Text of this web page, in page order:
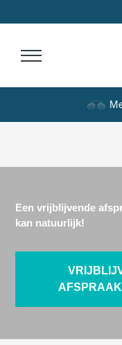
Een vrijblijvende
kan natuurlijk!